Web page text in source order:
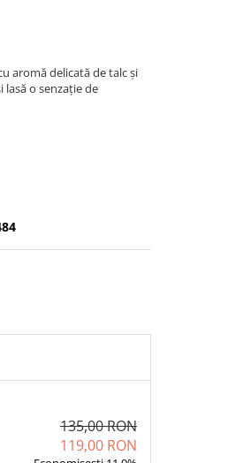
aromă delicată de talc și
o senzație de
135,00 RON
119,00 RON